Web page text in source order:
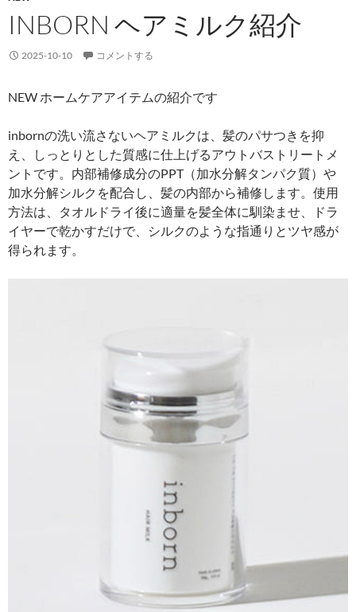
INBORN ヘアミルク紹介
2025-10-10 コメントする
NEW ホームケアアイテムの紹介です
inbornの洗い流さないヘアミルクは、髪のパサつきを抑
え、しっとりとした質感に仕上げるアウトバストリートメ
ントです。内部補修成分のPPT（加水分解タンパク質）や
加水分解シルクを配合し、髪の内部から補修します。使用
方法は、タオルドライ後に適量を髪全体に馴染ませ、ドラ
イヤーで乾かすだけで、シルクのような指通りとツヤ感が
得られます。